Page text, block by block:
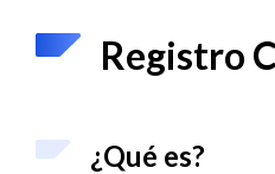
Registro
¿Qué es?